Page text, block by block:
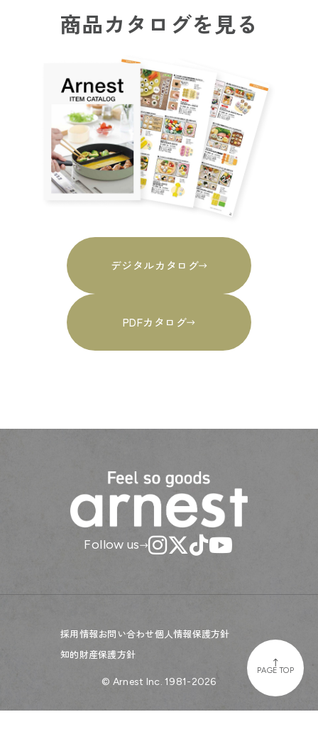
商品カタログを見る
デジタルカタログ
PDFカタログ
Follow us
採用情報お問い合わせ個人情報保護方針
知的財産保護方針
© Arnest Inc. 1981-2026
PAGE TOP